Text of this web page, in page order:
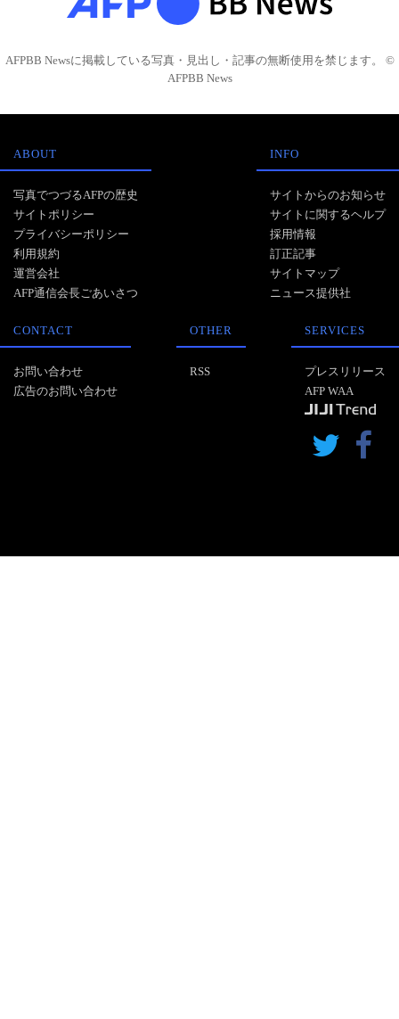
AFPBB Newsに掲載している写真・見出し・記事の無断使用を禁じます。 ©
AFPBB News
ABOUT
写真でつづるAFPの歴史
サイトポリシー
プライバシーポリシー
利用規約
運営会社
AFP通信会長ごあいさつ
INFO
サイトからのお知らせ
サイトに関するヘルプ
採用情報
訂正記事
サイトマップ
ニュース提供社
CONTACT
お問い合わせ
広告のお問い合わせ
OTHER
RSS
SERVICES
プレスリリース
AFP WAA